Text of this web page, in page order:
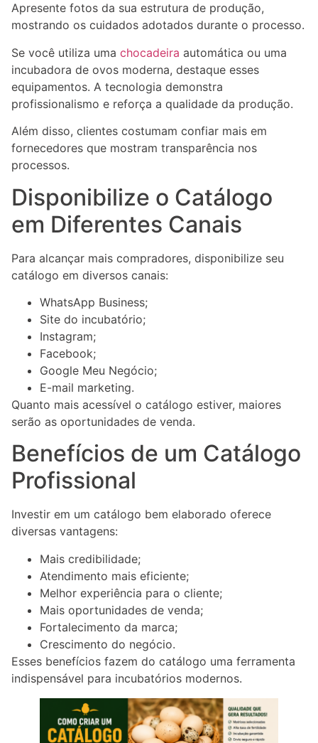
Apresente fotos da sua estrutura de produção,
mostrando os cuidados adotados durante o processo.
Se você utiliza uma chocadeira automática ou uma
incubadora de ovos moderna, destaque esses
equipamentos. A tecnologia demonstra
profissionalismo e reforça a qualidade da produção.
Além disso, clientes costumam confiar mais em
fornecedores que mostram transparência nos
processos.
Disponibilize o Catálogo
em Diferentes Canais
Para alcançar mais compradores, disponibilize seu
catálogo em diversos canais:
WhatsApp Business;
Site do incubatório;
Instagram;
Facebook;
Google Meu Negócio;
E-mail marketing.
Quanto mais acessível o catálogo estiver, maiores
serão as oportunidades de venda.
Benefícios de um Catálogo
Profissional
Investir em um catálogo bem elaborado oferece
diversas vantagens:
Mais credibilidade;
Atendimento mais eficiente;
Melhor experiência para o cliente;
Mais oportunidades de venda;
Fortalecimento da marca;
Crescimento do negócio.
Esses benefícios fazem do catálogo uma ferramenta
indispensável para incubatórios modernos.